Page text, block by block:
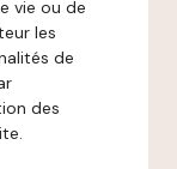
vie ou de
les
de
des